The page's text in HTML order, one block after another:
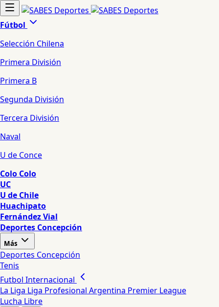
Fútbol
Selección Chilena
Primera División
Primera B
Segunda División
Tercera División
Naval
U de Conce
Colo Colo
UC
U de Chile
Huachipato
Fernández Vial
Deportes Concepción
Más
Deportes Concepción
Tenis
Futbol Internacional
La Liga Liga Profesional Argentina Premier League
Lucha Libre